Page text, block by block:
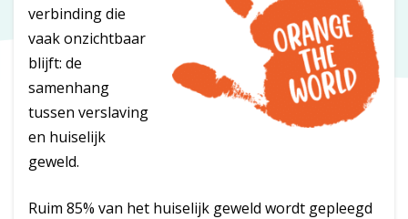
verbinding die
vaak onzichtbaar
blijft: de
samenhang
tussen verslaving
en huiselijk
geweld.
Ruim 85% van het huiselijk geweld wordt gepleegd